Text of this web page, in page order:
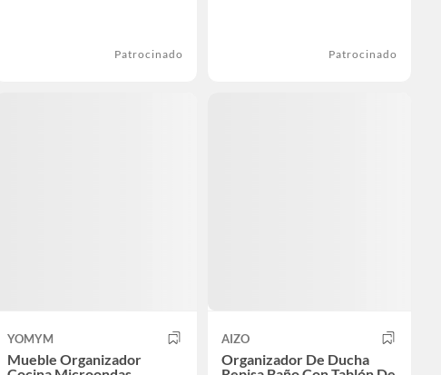
Patrocinado Patrocinado
YOMYM
Mueble Organizador
AIZO
Organizador De Ducha